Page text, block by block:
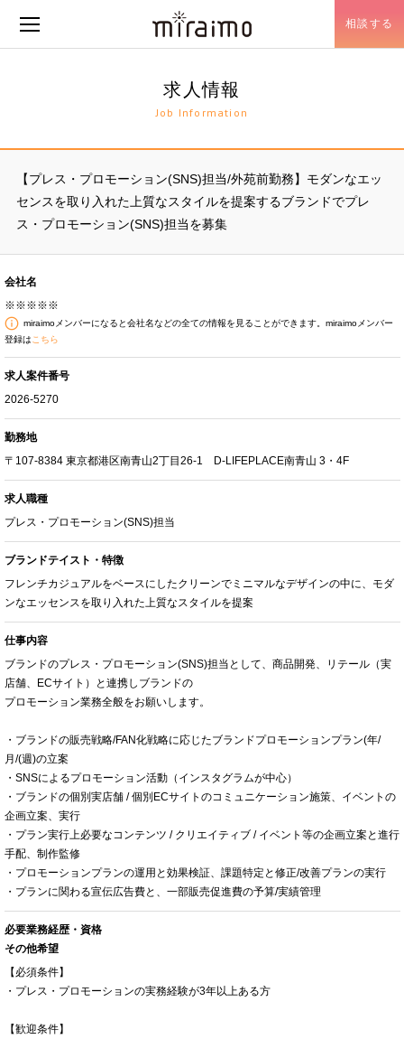
相談する
求人情報
Job Information
【プレス・プロモーション(SNS)担当/外苑前勤務】モダンなエッ
センスを取り入れた上質なスタイルを提案するブランドでプレ
ス・プロモーション(SNS)担当を募集
会社名
※※※※※
miraimoメンバーになると会社名などの全ての情報を見ることができます。miraimoメンバー
登録は こちら
求人案件番号
2026-5270
勤務地
〒107-8384 東京都港区南青山2丁目26-1 D-LIFEPLACE南青山 3・4F
求人職種
プレス・プロモーション(SNS)担当
ブランドテイスト・特徴
フレンチカジュアルをベースにしたクリーンでミニマルなデザインの中に、モダ
ンなエッセンスを取り入れた上質なスタイルを提案
仕事内容
ブランドのプレス・プロモーション(SNS)担当として、商品開発、リテール（実
店舗、ECサイト）と連携しブランドの
プロモーション業務全般をお願いします。
・ブランドの販売戦略/FAN化戦略に応じたブランドプロモーションプラン(年/
月/(週)の立案
・SNSによるプロモーション活動（インスタグラムが中心）
・ブランドの個別実店舗 / 個別ECサイトのコミュニケーション施策、イベントの
企画立案、実行
・プラン実行上必要なコンテンツ / クリエイティブ / イベント等の企画立案と進行
手配、制作監修
・プロモーションプランの運用と効果検証、課題特定と修正/改善プランの実行
・プランに関わる宣伝広告費と、一部販売促進費の予算/実績管理
必要業務経歴・資格
その他希望
【必須条件】
・プレス・プロモーションの実務経験が3年以上ある方
【歓迎条件】